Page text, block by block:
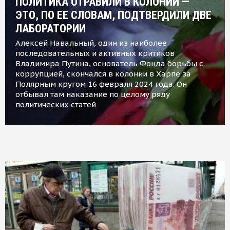
ЭТО, ПО ЕЕ СЛОВАМ, ПОДТВЕРДИЛИ ДВЕ
ЛАБОРАТОРИИ
Алексей Навальный, один из наиболее
последовательных и активных критиков
Владимира Путина, основатель Фонда борьбы с
коррупцией, скончался в колонии в Харпе за
Полярным кругом 16 февраля 2024 года. Он
отбывал там наказание по целому ряду
политических статей